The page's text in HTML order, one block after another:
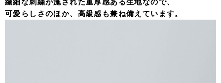
可愛らしさのほか、高級感も兼ね備えています。